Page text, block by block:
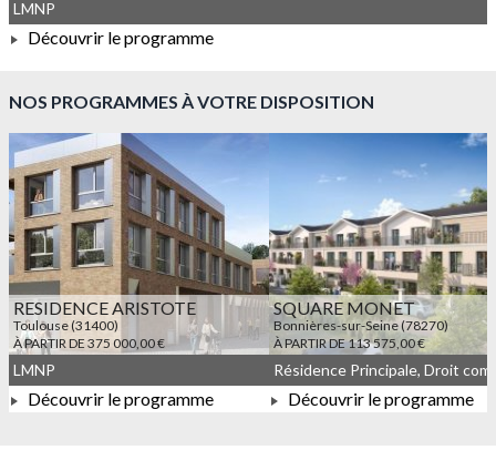
À PARTIR DE 94 200,00 €
LMNP
Découvrir le programme
NOS PROGRAMMES À VOTRE DISPOSITION
RESIDENCE ARISTOTE
Toulouse (31400)
À PARTIR DE 375 000,00 €
LMNP
Découvrir le programme
SQUARE MONET
Bonnières-sur-Seine (78270)
À PARTIR DE 113 575,00 €
Découvrir le programme